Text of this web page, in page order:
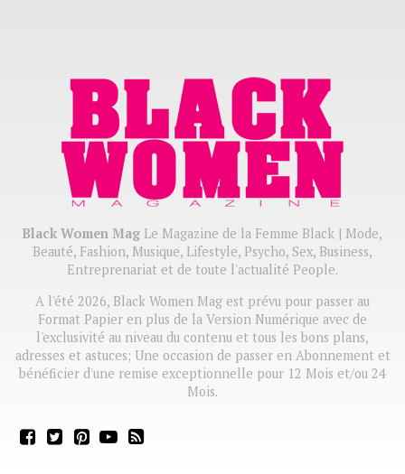
Black Women Mag Le Magazine de la Femme Black | Mode,
Beauté, Fashion, Musique, Lifestyle, Psycho, Sex, Business,
Entreprenariat et de toute l'actualité People.
A l'été 2026, Black Women Mag est prévu pour passer au
Format Papier en plus de la Version Numérique avec de
l'exclusivité au niveau du contenu et tous les bons plans,
adresses et astuces; Une occasion de passer en Abonnement et
bénéficier d'une remise exceptionnelle pour 12 Mois et/ou 24
Mois.